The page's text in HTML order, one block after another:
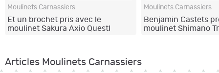
Moulinets Carnassiers
Et un brochet pris avec le
moulinet Sakura Axio Quest!
Moulinets Carnassiers
Benjamin Castets
moulinet Shimano
Articles Moulinets Carnassiers